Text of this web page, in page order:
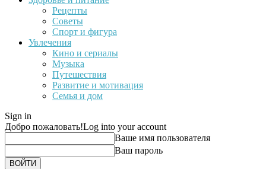
Рецепты
Советы
Спорт и фигура
Увлечения
Кино и сериалы
Музыка
Путешествия
Развитие и мотивация
Семья и дом
Sign in
Добро пожаловать!Log into your account
Ваше имя пользователя
Ваш пароль